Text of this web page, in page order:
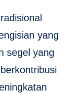
yang
segel yang